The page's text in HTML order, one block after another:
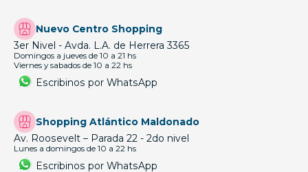
Nuevo Centro Shopping
3er Nivel - Avda. L.A. de Herrera 3365
Domingos a jueves de 10 a 21 hs
Viernes y sabados de 10 a 22 hs
Escribinos por WhatsApp
Shopping Atlántico Maldonado
Av. Roosevelt – Parada 22 - 2do nivel
Lunes a domingos de 10 a 22 hs
Escribinos por WhatsApp